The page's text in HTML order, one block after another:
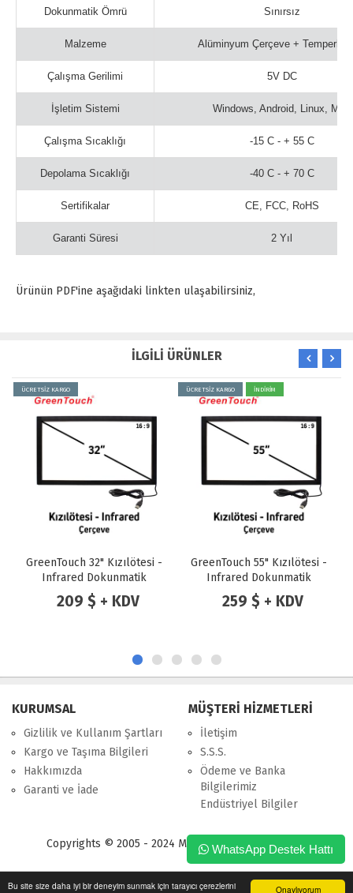
Onaylıyorum
Bu site size daha iyi bir deneyim sunmak için tarayıcı çerezlerini
Dokunmatik Ömrü Sınırsız
Malzeme Alüminyum Çerçeve + Temperli
Çalışma Gerilimi 5V DC
İşletim Sistemi Windows, Android, Linux, Mac
Çalışma Sıcaklığı -15 C - + 55 C
Depolama Sıcaklığı -40 C - + 70 C
Sertifikalar CE, FCC, RoHS
Garanti Süresi 2 Yıl
Ürünün PDF'ine aşağıdaki linkten ulaşabilirsiniz,
İLGİLİ ÜRÜNLER
KARGO
GreenTouch 32" Kızılötesi -
Infrared Dokunmatik
Çerçeve
209 $ + KDV
ÜCRETSİZ KARGO İNDİRİM
GreenTouch 55" Kızılötesi -
Infrared Dokunmatik
Çerçeve
259 $ + KDV
KURUMSAL
Gizlilik ve Kullanım Şartları
Kargo ve Taşıma Bilgileri
Hakkımızda
Garanti ve İade
MÜŞTERİ HİZMETLERİ
İletişim
S.S.S.
Ödeme ve Banka
Bilgilerimiz
Endüstriyel Bilgiler
Copyrights © 2005 - 2024 Merpa Bilgi İşlem Ltd. Şti.
WhatsApp Destek Hattı